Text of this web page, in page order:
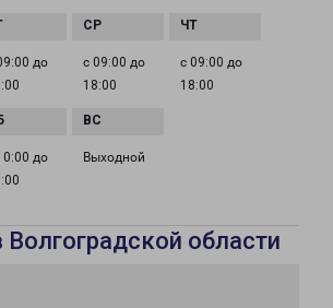
до
с 09:00 до
18:00
с 09:00 до
18:00
до
Выходной
области